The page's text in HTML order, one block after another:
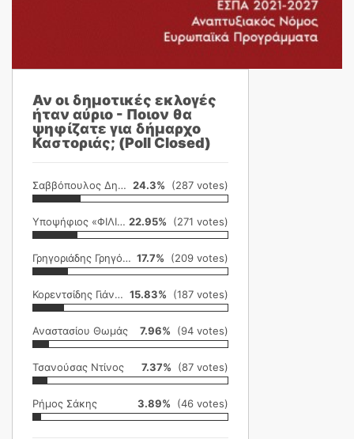
Αν οι δημοτικές εκλογές
ήταν αύριο - Ποιον θα
ψηφίζατε για δήμαρχο
Καστοριάς; (Poll Closed)
Σαββόπουλος Δημήτρης 24.3% (287 votes)
Υποψήφιος «ΦΙΛΙΚΗ ΕΤΑΙΡΕΙΑ» 22.95% (271 votes)
Γρηγοριάδης Γρηγόρης 17.7% (209 votes)
Κορεντσίδης Γιάννης 15.83% (187 votes)
Αναστασίου Θωμάς 7.96% (94 votes)
Τσανούσας Ντίνος 7.37% (87 votes)
Ρήμος Σάκης 3.89% (46 votes)